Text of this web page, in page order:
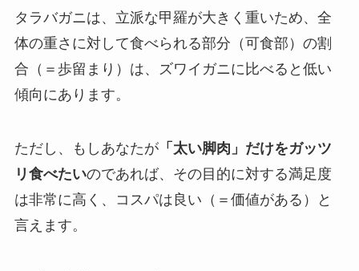
タラバガニは、立派な甲羅が大きく重いため、全
体の重さに対して食べられる部分（可食部）の割
合（＝歩留まり）は、ズワイガニに比べると低い
傾向にあります。
ただし、もしあなたが「太い脚肉」だけをガッツ
リ食べたいのであれば、その目的に対する満足度
は非常に高く、コスパは良い（＝価値がある）と
言えます。